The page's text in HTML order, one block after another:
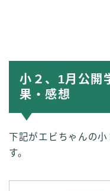
小２、1月公開
果・感想
下記がエビちゃんの
す。